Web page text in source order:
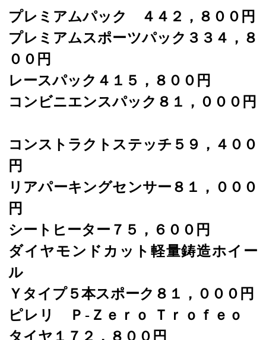
プレミアムパック ４４２，８００円
プレミアムスポーツパック３３４，８
００円
レースパック４１５，８００円
コンビニエンスパック８１，０００円
コンストラクトステッチ５９，４００
円
リアパーキングセンサー８１，０００
円
シートヒーター７５，６００円
ダイヤモンドカット軽量鋳造ホイー
ル
Ｙタイプ５本スポーク８１，０００円
ピレリ Ｐ-Ｚｅｒｏ Ｔｒｏｆｅｏ
タイヤ１７２，８００円